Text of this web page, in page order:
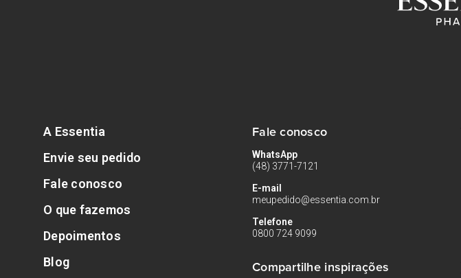
A Essentia
Envie seu pedido
Fale conosco
O que fazemos
Depoimentos
Blog
Fale conosco
WhatsApp
(48) 3771-7121
E-mail
meupedido@essentia.com.br
Telefone
0800 724 9099
Compartilhe inspirações